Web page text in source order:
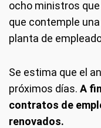
ocho ministros
que contemple
planta de
Se estima que el
próximos días. A
contratos de
renovados.